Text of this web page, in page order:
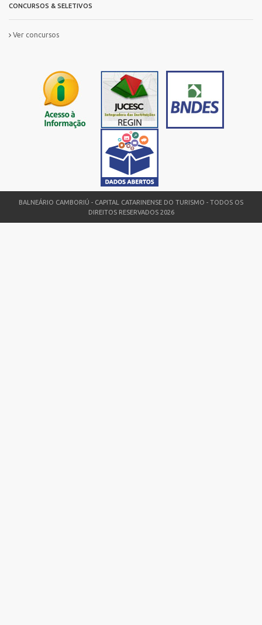
CONCURSOS & SELETIVOS
Ver concursos
INFORMAÇ?
BALNEÁRIO CAMBORIÚ - CAPITAL CATARINENSE DO TURISMO - TODOS OS
DIREITOS RESERVADOS 2026